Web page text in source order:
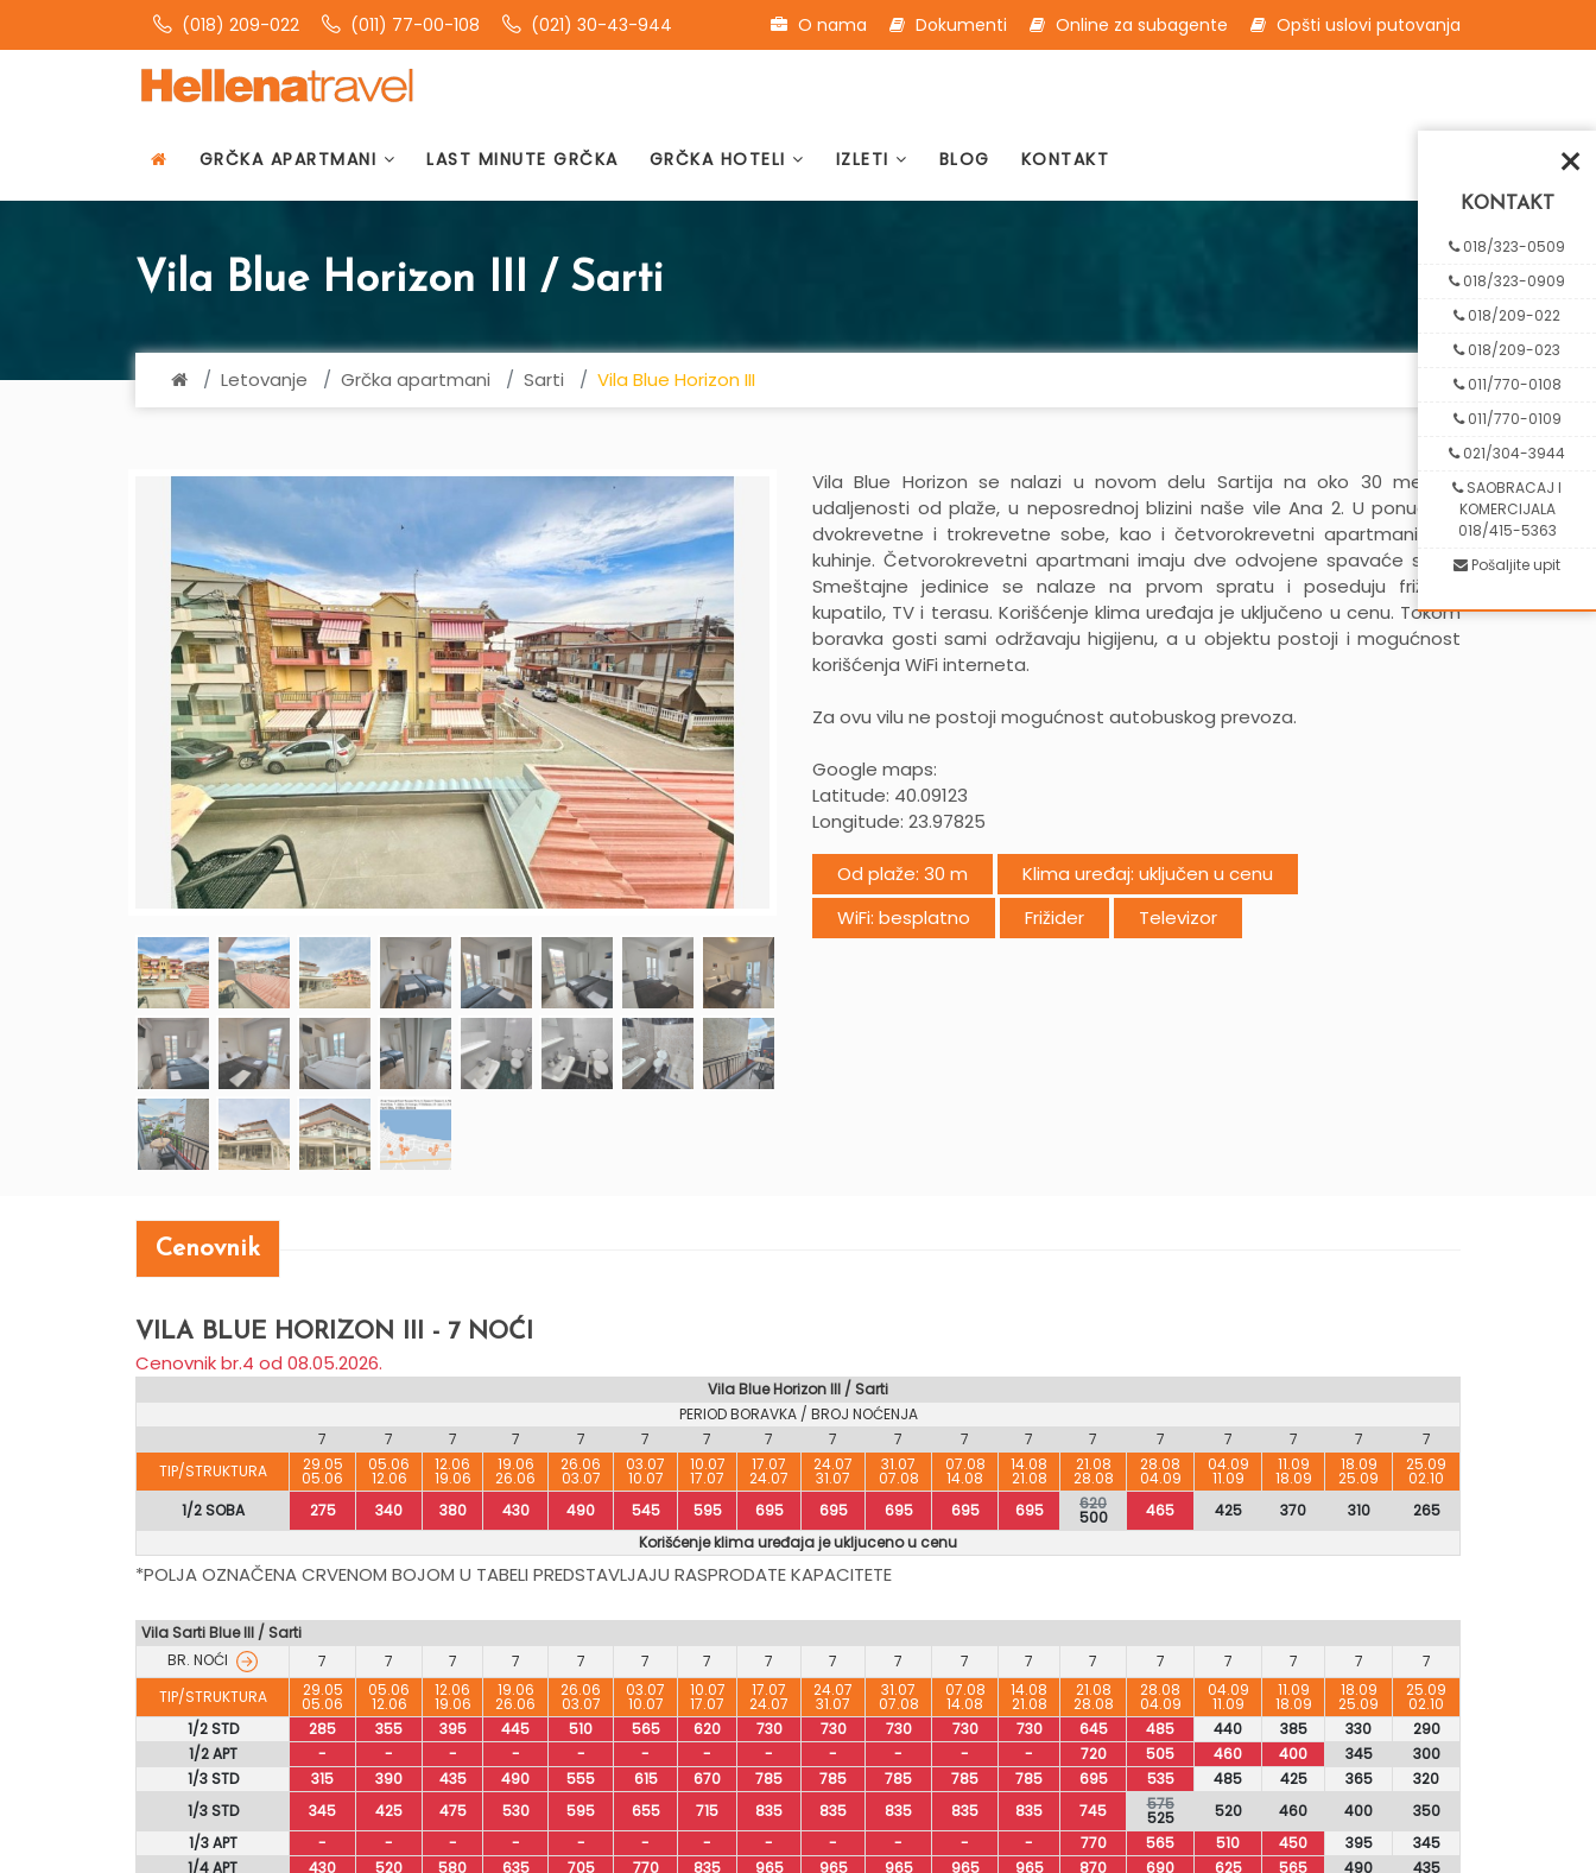
(018) 209-022 (011) 77-00-108 (021) 30-43-944 O nama Dokumenti Online za subagente Opšti uslovi putovanja
GRČKA APARTMANI LAST MINUTE GRČKA GRČKA HOTELI IZLETI BLOG KONTAKT
Vila Blue Horizon III / Sarti
Letovanje Grčka apartmani Sarti Vila Blue Horizon III
Vila Blue Horizon se nalazi u novom delu Sartija na oko 30 metara
udaljenosti od plaže, u neposrednoj blizini naše vile Ana 2. U ponudi su
dvokrevetne i trokrevetne sobe, kao i četvorokrevetni apartmani bez
kuhinje. Četvorokrevetni apartmani imaju dve odvojene spavaće sobe.
Smeštajne jedinice se nalaze na prvom spratu i poseduju frižider,
kupatilo, TV i terasu. Korišćenje klima uređaja je uključeno u cenu. Tokom
boravka gosti sami održavaju higijenu, a u objektu postoji i mogućnost
korišćenja WiFi interneta.
Za ovu vilu ne postoji mogućnost autobuskog prevoza.
Google maps:
Latitude: 40.09123
Longitude: 23.97825
Od plaže: 30 m
Klima uređaj: uključen u cenu
WiFi: besplatno
Frižider Televizor
Cenovnik
VILA BLUE HORIZON III - 7 NOĆI
Cenovnik br.4 od 08.05.2026.
Vila Blue Horizon III / Sarti
PERIOD BORAVKA / BROJ NOĆENJA
7
7 7 7 7 7 7 7 7 7 7 7 7 7 7 7 7
7
TIP/STRUKTURA
29.05
05.06
05.06
12.06
12.06
19.06
19.06
26.06
26.06
03.07
03.07
10.07
10.07
17.07
17.07
24.07
24.07
31.07
31.07
07.08
07.08
14.08
14.08
21.08
21.08
28.08
28.08
04.09
04.09
11.09
11.09
18.09
18.09
25.09
25.09
02.10
1/2 SOBA
275 340 380 430 490 545 595 695 695 695 695 695 620
500 465 425 370 310
265
Korišćenje klima uređaja je ukljuceno u cenu
*POLJA OZNAČENA CRVENOM BOJOM U TABELI PREDSTAVLJAJU RASPRODATE KAPACITETE
Vila Sarti Blue III / Sarti
BR. NOĆI
7 7 7 7 7 7 7 7 7 7 7 7 7 7 7 7 7
7
TIP/STRUKTURA
29.05
05.06
05.06
12.06
12.06
19.06
19.06
26.06
26.06
03.07
03.07
10.07
10.07
17.07
17.07
24.07
24.07
31.07
31.07
07.08
07.08
14.08
14.08
21.08
21.08
28.08
28.08
04.09
04.09
11.09
11.09
18.09
18.09
25.09
25.09
02.10
1/2 STD
285 355 395 445 510 565 620 730 730 730 730 730 645 485 440 385 330
290
1/2 APT
- - - - - - - - - - - - 720 505 460 400 345
300
1/3 STD
315 390 435 490 555 615 670 785 785 785 785 785 695 535 485 425 365
320
1/3 STD
345 425 475 530 595 655 715 835 835 835 835 835 745 575
525 520 460 400
350
1/3 APT
- - - - - - - - - - - - 770 565 510 450 395
345
1/4 APT
430 520 580 635 705 770 835 965 965 965 965 965 870 690 625 565 490
435
×
KONTAKT
018/323-0509
018/323-0909
018/209-022
018/209-023
011/770-0108
011/770-0109
021/304-3944
SAOBRACAJ I
KOMERCIJALA
018/415-5363
Pošaljite upit